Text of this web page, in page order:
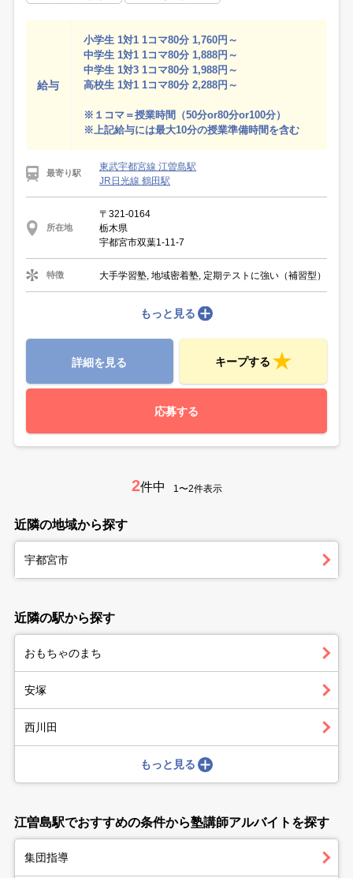
給与
小学生 1対1 1コマ80分 1,760円～
中学生 1対1 1コマ80分 1,888円～
中学生 1対3 1コマ80分 1,988円～
高校生 1対1 1コマ80分 2,288円～
※１コマ＝授業時間（50分or80分or100分）
※上記給与には最大10分の授業準備時間を含む
最寄り駅
東武宇都宮線 江曽島駅
JR日光線 鶴田駅
所在地
〒321-0164
栃木県
宇都宮市双葉1-11-7
特徴 大手学習塾, 地域密着塾, 定期テストに強い（補習型）
もっと見る
詳細を見る キープする
応募する
2件中 1〜2件表示
近隣の地域から探す
宇都宮市
近隣の駅から探す
おもちゃのまち
安塚
西川田
もっと見る
江曽島駅でおすすめの条件から塾講師アルバイトを探す
集団指導